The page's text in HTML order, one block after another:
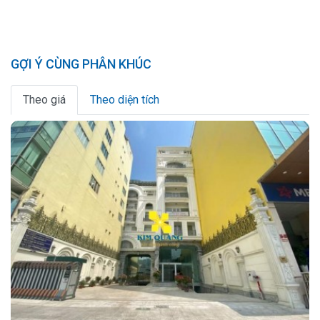
GỢI Ý CÙNG PHÂN KHÚC
Theo giá Theo diện tích